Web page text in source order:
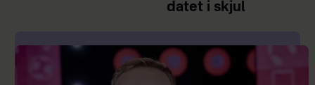
datet i skjul